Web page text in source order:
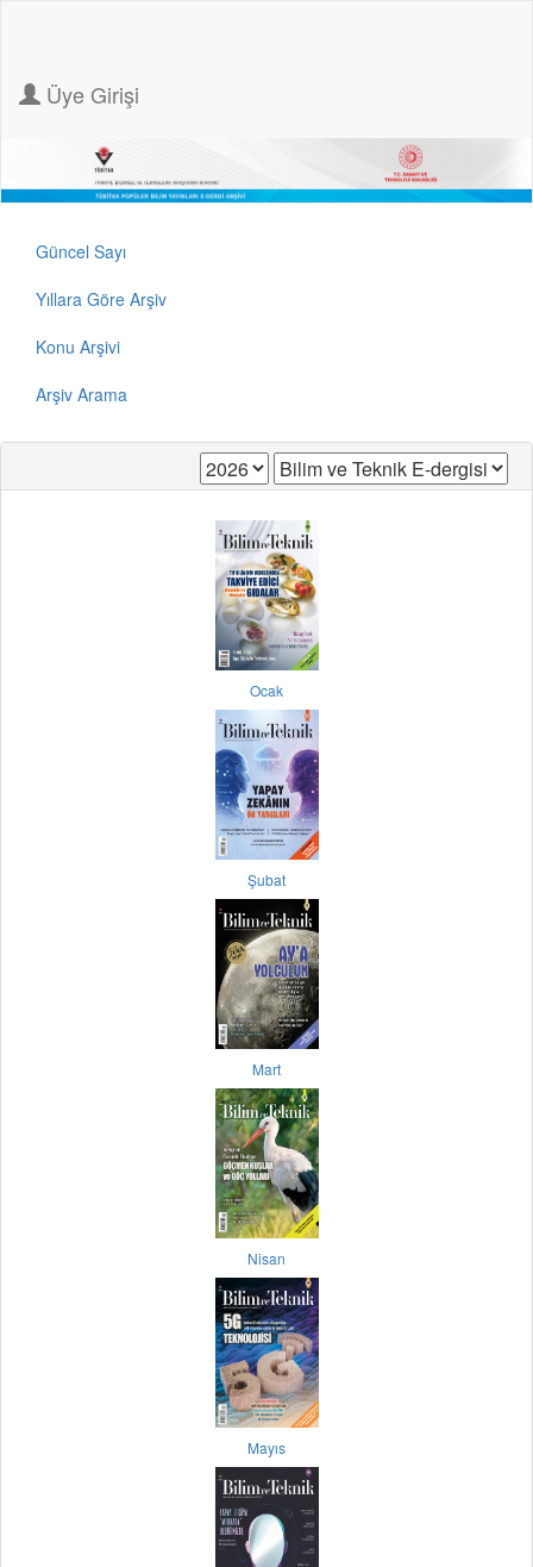
Üye Girişi
Güncel Sayı
Yıllara Göre Arşiv
Konu Arşivi
Arşiv Arama
Ocak
Şubat
Mart
Nisan
Mayıs